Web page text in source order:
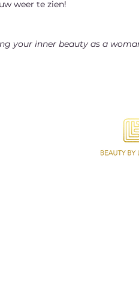
weer te zien!
your inner beauty as a